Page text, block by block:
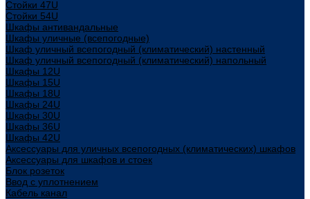
Стойки 47U
Стойки 54U
Шкафы антивандальные
Шкафы уличные (всепогодные)
Шкаф уличный всепогодный (климатический) настенный
Шкаф уличный всепогодный (климатический) напольный
Шкафы 12U
Шкафы 15U
Шкафы 18U
Шкафы 24U
Шкафы 30U
Шкафы 36U
Шкафы 42U
Аксессуары для уличных всепогодных (климатических) шкафов
Аксессуары для шкафов и стоек
Блок розеток
Ввод с уплотнением
Кабель канал